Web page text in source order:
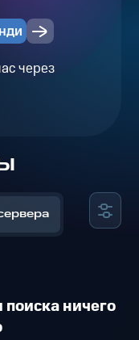
через
ничего